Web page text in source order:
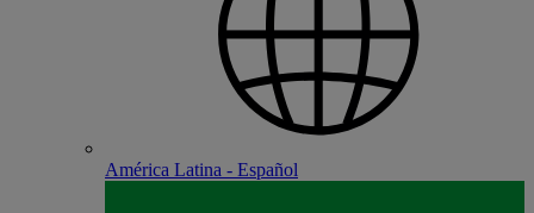
América Latina - Español